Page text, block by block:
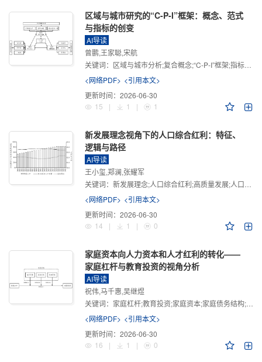
区域与城市研究的“C-P-I”框架：概念、范式
与指标的创变
AI导读
曾鹏,王家聪,宋航
关键词： 区域与城市分析;复合概念;“C-P-I”框架;指标体系
<网络PDF> <引用本文>
更新时间： 2026-06-30
15
| 1 | 1
新发展理念视角下的人口综合红利：特征、
逻辑与路径
AI导读
王小玺,郑澜,张耀军
关键词： 新发展理念;人口综合红利;高质量发展;人口政策;中国式现代化
<网络PDF> <引用本文>
更新时间： 2026-06-30
14
| 1 | 0
家庭资本向人力资本和人才红利的转化——
家庭杠杆与教育投资的视角分析
AI导读
祝伟,马千惠,吴继煜
关键词： 家庭杠杆;教育投资;家庭资本;家庭债务结构;CHFS
<网络PDF> <引用本文>
更新时间： 2026-06-30
16
| 1 | 0